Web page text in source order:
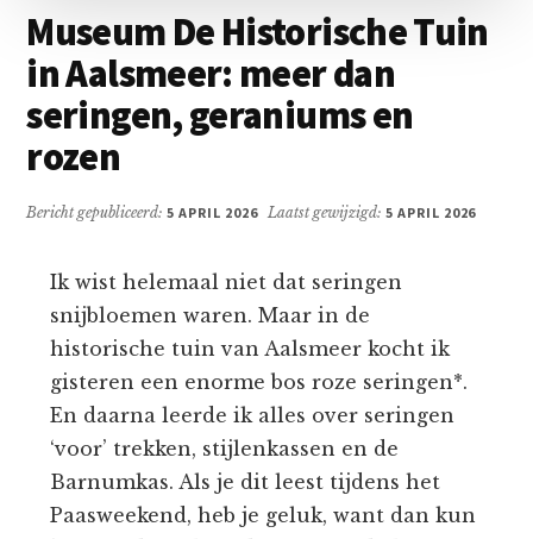
Museum De Historische Tuin
in Aalsmeer: meer dan
seringen, geraniums en
rozen
Bericht gepubliceerd:5 APRIL 2026 Laatst gewijzigd: 5 APRIL 2026
Ik wist helemaal niet dat seringen
snijbloemen waren. Maar in de
historische tuin van Aalsmeer kocht ik
gisteren een enorme bos roze seringen*.
En daarna leerde ik alles over seringen
‘voor’ trekken, stijlenkassen en de
Barnumkas. Als je dit leest tijdens het
Paasweekend, heb je geluk, want dan kun